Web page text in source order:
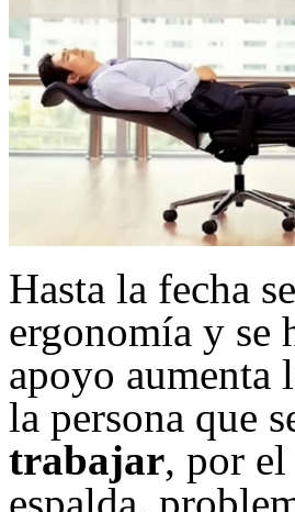
Hasta la fecha
ergonomía y se
apoyo
la persona que
trabajar, por